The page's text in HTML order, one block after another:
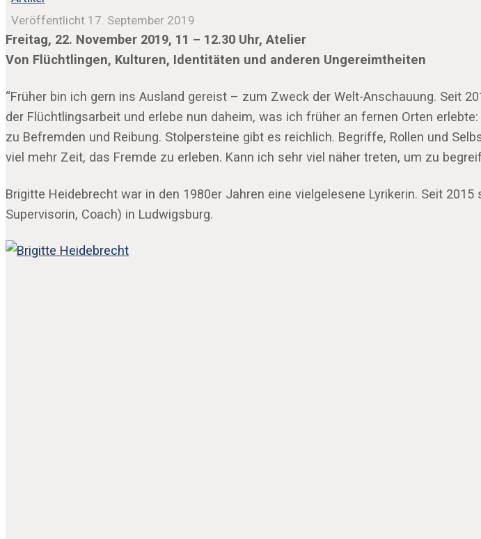
Veröffentlicht 17. September 2019
Freitag, 22. November 2019, 11 – 12.30 Uhr, Atelier
Von Flüchtlingen, Kulturen, Identitäten und anderen Ungereimtheiten
“Früher bin ich gern ins Ausland gereist – zum Zweck der Welt-Anschauung. Seit
der Flüchtlingsarbeit und erlebe nun daheim, was ich früher an fernen Orten
zu Befremden und Reibung. Stolpersteine gibt es reichlich. Begriffe, Rollen und
viel mehr Zeit, das Fremde zu erleben. Kann ich sehr viel näher treten, um zu
Brigitte Heidebrecht war in den 1980er Jahren eine vielgelesene Lyrikerin. Seit
Supervisorin, Coach) in Ludwigsburg.